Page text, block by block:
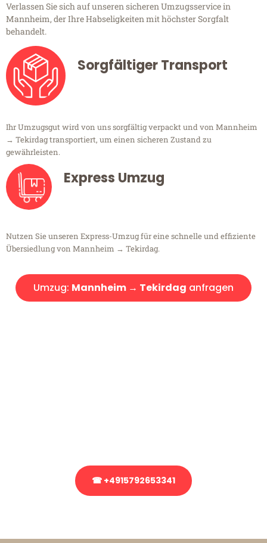
Verlassen Sie sich auf unseren sicheren Umzugsservice in
Mannheim, der Ihre Habseligkeiten mit höchster Sorgfalt
behandelt.
Sorgfältiger Transport
Ihr Umzugsgut wird von uns sorgfältig verpackt und von Mannheim
→ Tekirdag transportiert, um einen sicheren Zustand zu
gewährleisten.
Express Umzug
Nutzen Sie unseren Express-Umzug für eine schnelle und effiziente
Übersiedlung von Mannheim → Tekirdag.
Umzug: Mannheim → Tekirdag anfragen
☎ +4915792653341